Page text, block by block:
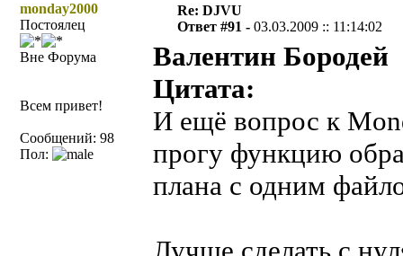
monday2000
Постоялец
Вне Форума
Всем привет!
Сообщений: 98
Пол:
Re: DJVU
Ответ #91 -03.03.2009 :: 11:14:02
Валентин Бородей
Цитата:
И ещё вопрос к
прогу функцию
плана с одним